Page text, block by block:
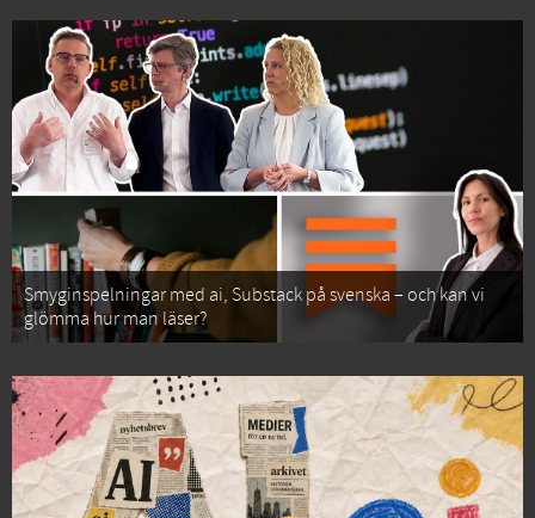
Smyginspelningar med ai, Substack på svenska – och kan vi
glömma hur man läser?